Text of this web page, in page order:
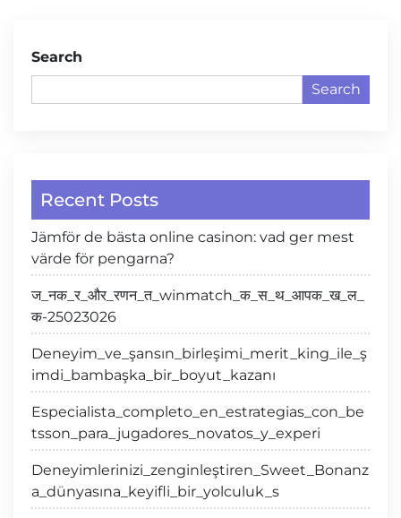
Search
Search
Recent Posts
Jämför de bästa online casinon: vad ger mest
värde för pengarna?
ज_नक_र_और_रणन_त_winmatch_क_स_थ_आपक_ख_ल_
क-25023026
Deneyim_ve_şansın_birleşimi_merit_king_ile_ş
imdi_bambaşka_bir_boyut_kazanı
Especialista_completo_en_estrategias_con_be
tsson_para_jugadores_novatos_y_experi
Deneyimlerinizi_zenginleştiren_Sweet_Bonanz
a_dünyasına_keyifli_bir_yolculuk_s